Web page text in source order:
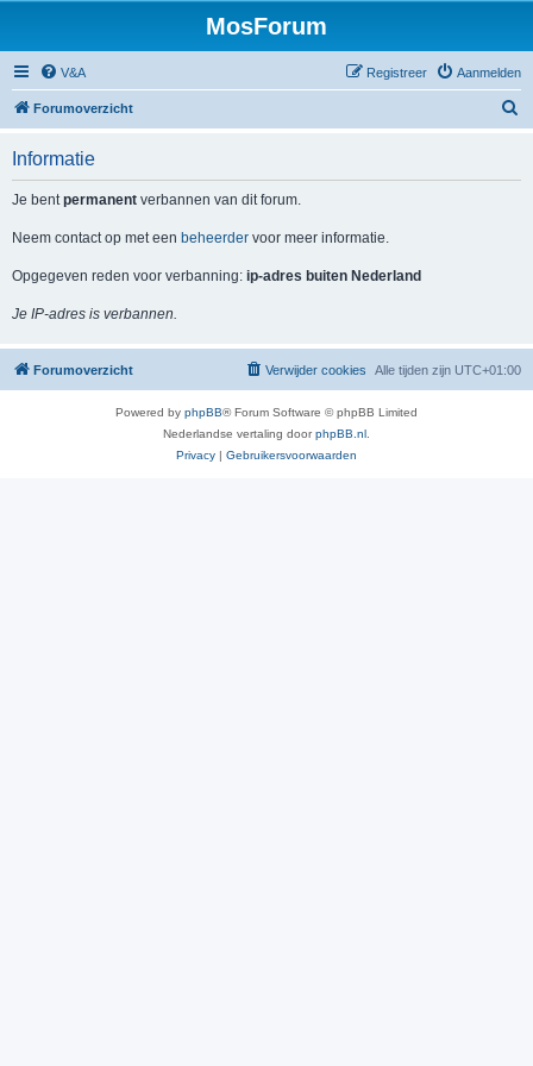
MosForum
V&A Aanmelden
Registreer
Forumoverzicht
Informatie
Je bentpermanent verbannen van dit forum.
Neem contact op met een beheerder voor meer informatie.
Opgegeven reden voor verbanning: ip-adres buiten Nederland
Je IP-adres is verbannen.
Forumoverzicht Alle tijden zijn UTC+01:00
Verwijder cookies
Powered by phpBB® Forum Software © phpBB Limited
Nederlandse vertaling doorphpBB.nl
Privacy | Gebruikersvoorwaarden